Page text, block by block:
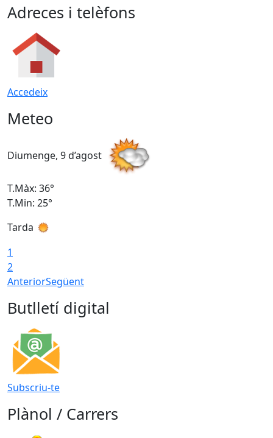
Adreces i telèfons
Accedeix
Meteo
Diumenge, 9 d’agost
T.Màx: 36°
T.Min: 25°
Tarda
1
2
AnteriorSegüent
Butlletí digital
Subscriu-te
Plànol / Carrers